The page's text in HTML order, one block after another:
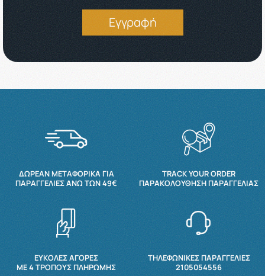
Εγγραφή
ΔΩΡΕΆΝ ΜΕΤΑΦΟΡΙΚΆ ΓΙΑ
ΠΑΡΑΓΓΕΛΊΕΣ ΆΝΩ ΤΩΝ 49€
TRACK YOUR ORDER
ΠΑΡΑΚΟΛΟΎΘΗΣΗ ΠΑΡΑΓΓΕΛΊΑΣ
ΕΥΚΟΛΕΣ ΑΓΟΡΕΣ
ΜΕ 4 ΤΡΌΠΟΥΣ ΠΛΗΡΩΜΉΣ
ΤΗΛΕΦΩΝΙΚΕΣ ΠΑΡΑΓΓΕΛΙΕΣ
2105054556